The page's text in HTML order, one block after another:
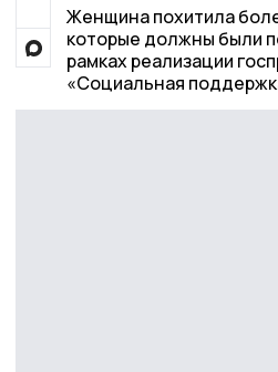
Женщина похитила
которые должны были
рамках реализации
«Социальная